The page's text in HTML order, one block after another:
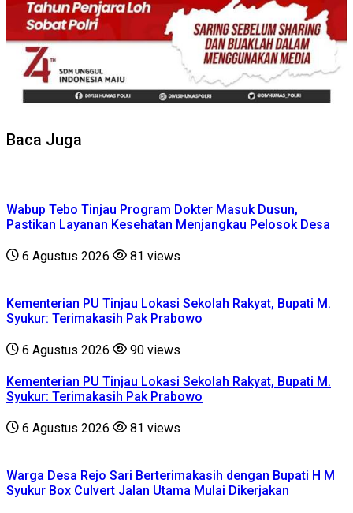
Baca Juga
Wabup Tebo Tinjau Program Dokter Masuk Dusun,
Pastikan Layanan Kesehatan Menjangkau Pelosok Desa
6 Agustus 2026 81 views
Kementerian PU Tinjau Lokasi Sekolah Rakyat, Bupati M.
Syukur: Terimakasih Pak Prabowo
6 Agustus 2026 90 views
Kementerian PU Tinjau Lokasi Sekolah Rakyat, Bupati M.
Syukur: Terimakasih Pak Prabowo
6 Agustus 2026 81 views
Warga Desa Rejo Sari Berterimakasih dengan Bupati H M
Syukur Box Culvert Jalan Utama Mulai Dikerjakan